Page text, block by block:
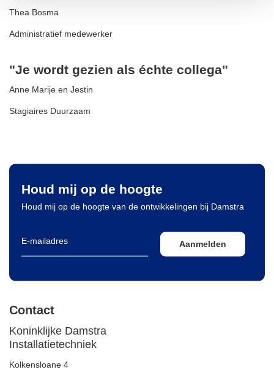
Thea Bosma
Administratief medewerker
"Je wordt gezien als échte collega"
Anne Marije en Jestin
Stagiaires Duurzaam
Houd mij op de hoogte
Houd mij op de hoogte van de ontwikkelingen bij Damstra
Aanmelden
Contact
Koninklijke Damstra
Installatietechniek
Kolkensloane 4